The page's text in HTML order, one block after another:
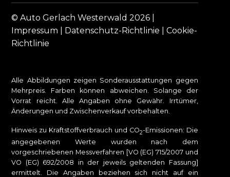
© Auto Gerlach Westerwald 2026 |
Impressum
Datenschutz-Richtlinie |Cookie-
Richtlinie
Alle Abbildungen zeigen Sonderausstattungen gegen
Mehrpreis. Farben können abweichen. Solange der
Vorrat reicht. Alle Angaben ohne Gewähr. Irrtümer,
Änderungen und Zwischenverkauf vorbehalten.
Hinweis zu Kraftstoffverbrauch und CO2-Emissionen: Die
angegebenen Werte wurden nach dem
vorgeschriebenen Messverfahren [VO (EG) 715/2007 und
VO (EG) 692/2008 in der jeweils geltenden Fassung]
ermittelt. Die Angaben beziehen sich nicht auf ein